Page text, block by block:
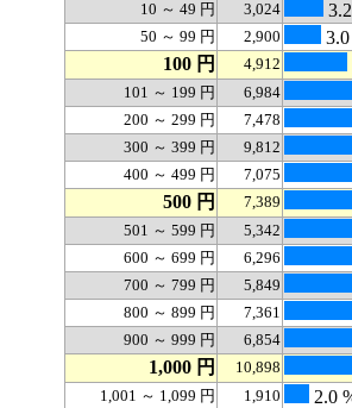
10 ～ 49 円 3,024
50 ～ 99 円 2,900
100 円
4,912
101 ～ 199 円
6,984
200 ～ 299 円
7,478
300 ～ 399 円
9,812
400 ～ 499 円
7,075
500 円
7,389
501 ～ 599 円
5,342
600 ～ 699 円
6,296
700 ～ 799 円
5,849
800 ～ 899 円
7,361
900 ～ 999 円
6,854
1,000 円
10,898
1,001 ～ 1,099 円
1,910 2.0